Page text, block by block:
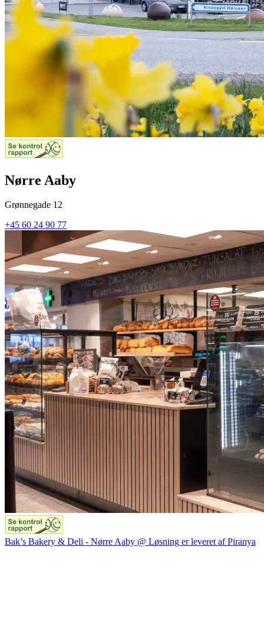
Nørre Aaby
Grønnegade 12
+45 60 24 90 77
Bak’s Bakery & Deli - Nørre Aaby @ Løsning er leveret af Piranya